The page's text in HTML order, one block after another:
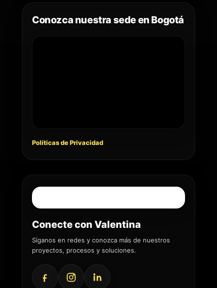
Conozca nuestra sede en Bogotá
Políticas de Privacidad
Conecte con Valentina
Síganos en redes y conozca más de nuestros
proyectos, procesos y soluciones.